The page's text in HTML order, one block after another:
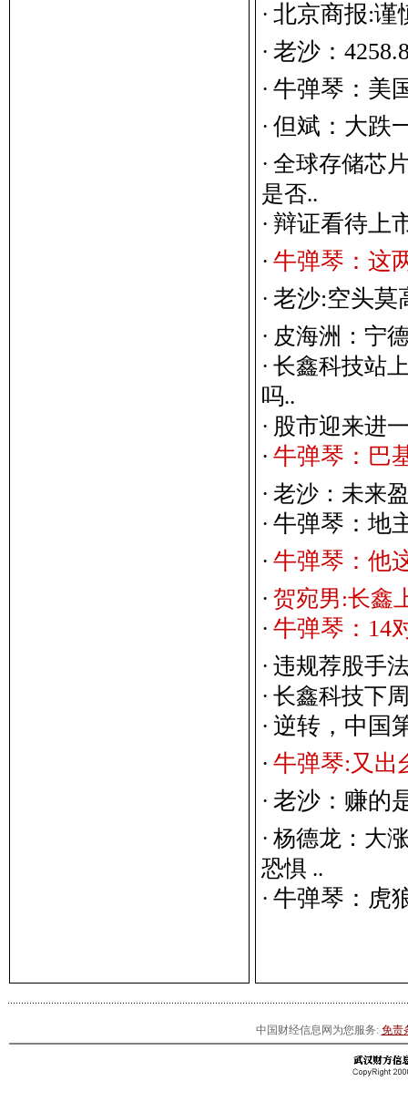
· 北京商报:谨
· 老沙 ： 4258.
· 牛弹琴 ： 美
· 但斌 ： 大跌
· 全球存储芯
是否..
· 辩证看待上
· 牛弹琴 ： 这
· 老沙:空头莫
· 皮海洲：宁
· 长鑫科技站
吗..
· 股市迎来进
· 牛弹琴 ： 巴
· 老沙：未来
· 牛弹琴 ： 地
· 牛弹琴 ： 他
· 贺宛男:长鑫
· 牛弹琴 ： 14
· 违规荐股手
· 长鑫科技下
· 逆转 ， 中 国
· 牛弹琴:又出
· 老沙 ： 赚的
· 杨德龙：大
恐惧 ..
· 牛弹琴 ： 虎
中国财经信息网为您服务: 免责